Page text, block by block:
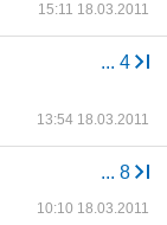
15:11 18.03.2011
... 4
13:54 18.03.2011
... 8
10:10 18.03.2011